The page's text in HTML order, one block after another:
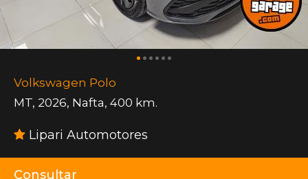
Volkswagen Polo
MT, 2026, Nafta, 400 km.
Lipari Automotores
Consultar